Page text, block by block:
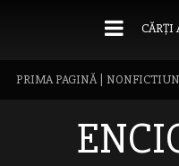
CĂRȚI
PRIMA PAGINĂ|